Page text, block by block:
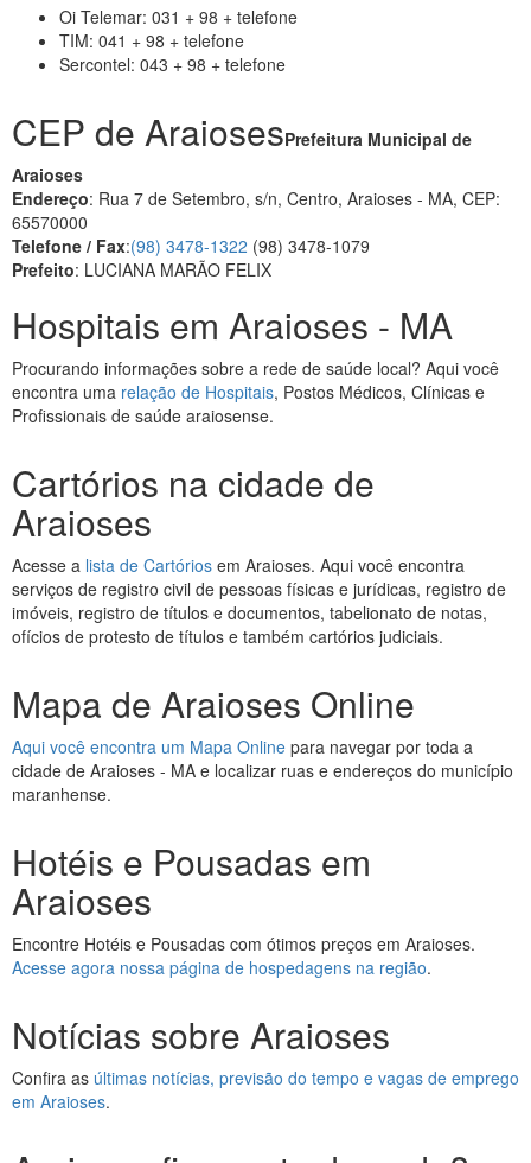
Oi Telemar: 031 + 98 + telefone
TIM: 041 + 98 + telefone
Sercontel: 043 + 98 + telefone
CEP de AraiosesPrefeitura Municipal de
Araioses
Endereço: Rua 7 de Setembro, s/n, Centro, Araioses - MA, CEP:
65570000
Telefone / Fax:(98) 3478-1322 (98) 3478-1079
Prefeito: LUCIANA MARÃO FELIX
Hospitais em Araioses - MA
Procurando informações sobre a rede de saúde local? Aqui você
encontra uma relação de Hospitais, Postos Médicos, Clínicas e
Profissionais de saúde araiosense.
Cartórios na cidade de
Araioses
Acesse a lista de Cartórios em Araioses. Aqui você encontra
serviços de registro civil de pessoas físicas e jurídicas, registro de
imóveis, registro de títulos e documentos, tabelionato de notas,
ofícios de protesto de títulos e também cartórios judiciais.
Mapa de Araioses Online
Aqui você encontra um Mapa Online para navegar por toda a
cidade de Araioses - MA e localizar ruas e endereços do município
maranhense.
Hotéis e Pousadas em
Araioses
Encontre Hotéis e Pousadas com ótimos preços em Araioses.
Acesse agora nossa página de hospedagens na região.
Notícias sobre Araioses
Confira as últimas notícias, previsão do tempo e vagas de emprego
em Araioses.